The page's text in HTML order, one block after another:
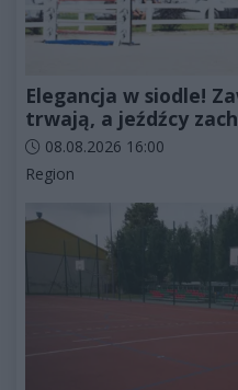
Elegancja w siodle!
trwają, a jeźdźcy
Data dodania artykułu:
08.08.2026 16:00
Kategorie artykułu:
Region